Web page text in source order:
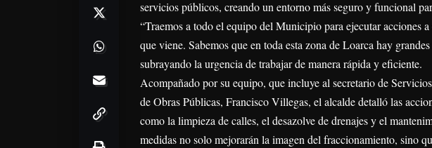
servicios públicos, creando un entorno más seguro y funcional
“Traemos a todo el equipo del Municipio para ejecutar acciones
que viene. Sabemos que en toda esta zona de Loarca hay
subrayando la urgencia de trabajar de manera rápida y eficiente.
Acompañado por su equipo, que incluye al secretario de
de Obras Públicas, Francisco Villegas, el alcalde detalló las
como la limpieza de calles, el desazolve de drenajes y el
medidas no solo mejorarán la imagen del fraccionamiento, sino